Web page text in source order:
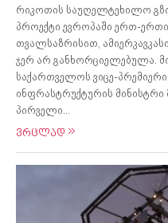
რიკოთის საუღელტეხილო
პროექტი ევროპაში ერთ-
თვალსაზრისით,
ჯერ არ განხორციელებულა.
საქართველოს ვიცე-
ინფრასტრუქტურის მინისტრი
პირველი...
ვრცლად